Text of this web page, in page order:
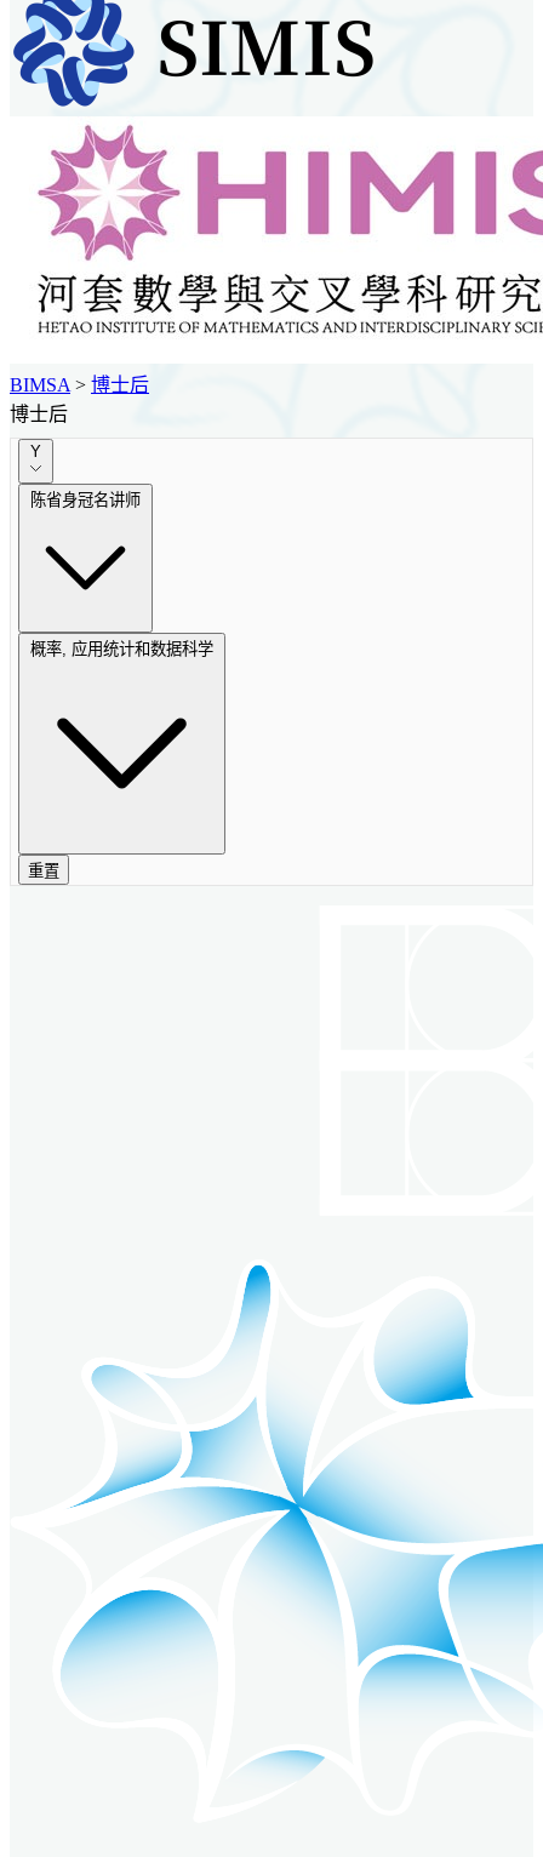
BIMSA > 博士后
博士后
Y
陈省身冠名讲师
概率, 应用统计和数据科学
重置